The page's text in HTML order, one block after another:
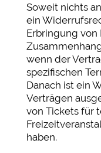
Soweit nichts
ein
Erbringung
wenn der
spezifischen
Danach ist ein
Verträgen
von Tickets für
haben.